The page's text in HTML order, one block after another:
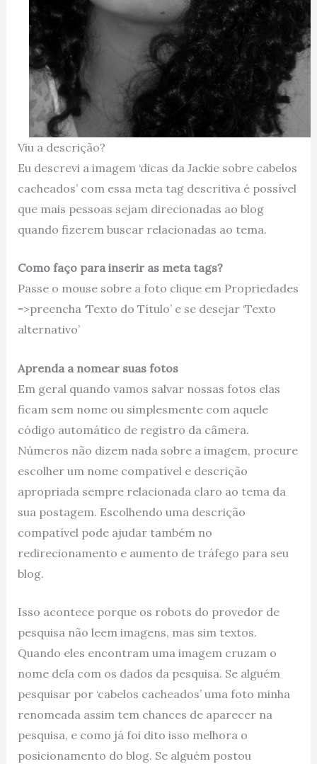
Viu a descrição?
Eu descrevi a imagem ‘dicas da Jackie sobre cabelos
cacheados’ com essa meta tag descritiva é possível
que mais pessoas sejam direcionadas ao blog
quando fizerem buscar relacionadas ao tema.
Como faço para inserir as meta tags?
Passe o mouse sobre a foto clique em Propriedades
=>preencha ‘Texto do Título’ e se desejar ‘Texto
alternativo’
Aprenda a nomear suas fotos
Em geral quando vamos salvar nossas fotos elas
ficam sem nome ou simplesmente com aquele
código automático de registro da câmera.
Números não dizem nada sobre a imagem, procure
escolher um nome compatível e descrição
apropriada sempre relacionada claro ao tema da
sua postagem. Escolhendo uma descrição
compatível pode ajudar também no
redirecionamento e aumento de tráfego para seu
blog.
Isso acontece porque os robots do provedor de
pesquisa não leem imagens, mas sim textos.
Quando eles encontram uma imagem cruzam o
nome dela com os dados da pesquisa. Se alguém
pesquisar por ‘cabelos cacheados’ uma foto minha
renomeada assim tem chances de aparecer na
pesquisa, e como já foi dito isso melhora o
posicionamento do blog. Se alguém postou